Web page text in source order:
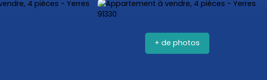
+ de photos